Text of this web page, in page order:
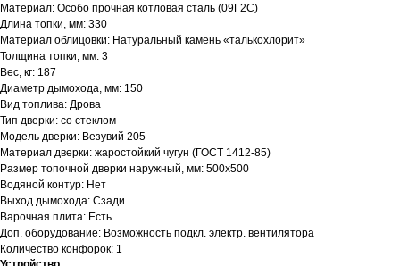
Материал: Особо прочная котловая сталь (09Г2С)
Длина топки, мм: 330
Материал облицовки: Натуральный камень «талькохлорит»
Толщина топки, мм: 3
Вес, кг: 187
Диаметр дымохода, мм: 150
Вид топлива: Дрова
Тип дверки: со стеклом
Модель дверки: Везувий 205
Материал дверки: жаростойкий чугун (ГОСТ 1412-85)
Размер топочной дверки наружный, мм: 500х500
Водяной контур: Нет
Выход дымохода: Сзади
Варочная плита: Есть
Доп. оборудование: Возможность подкл. электр. вентилятора
Количество конфорок: 1